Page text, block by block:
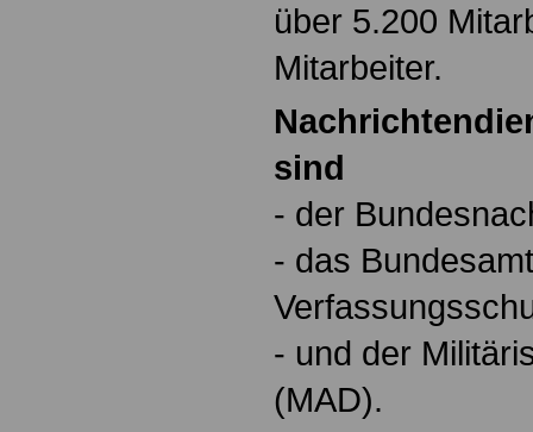
über 5.200
Mitarbeiter.
sind
- der
- das
- und der
(MAD).